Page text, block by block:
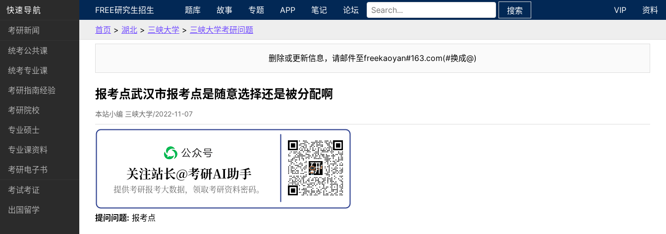
快速导航
考研新闻
统考公共课
统考专业课
考研指南经验
考研院校
专业硕士
专业课资料
考研电子书
考试考证
出国留学
FREE研究生招生 题库 故事 专题 APP 笔记 论坛 搜索 VIP
资料
首页 > 湖北 > 三峡大学 > 三峡大学考研问题
删除或更新信息，请邮件至freekaoyan#163.com(#换成@)
报考点武汉市报考点是随意选择还是被分配啊
本站小编 三峡大学/2022-11-07
提问问题: 报考点